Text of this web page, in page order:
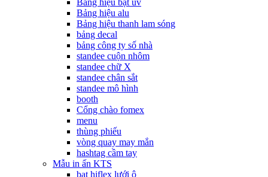
Bảng hiệu bạt uv
Bảng hiệu alu
Bảng hiệu thanh lam sóng
bảng decal
bảng công ty số nhà
standee cuộn nhôm
standee chữ X
standee chân sắt
standee mô hình
booth
Cổng chào fomex
menu
thùng phiếu
vòng quay may mắn
hashtag cầm tay
Mẫu in ấn KTS
bạt hiflex lưới ô